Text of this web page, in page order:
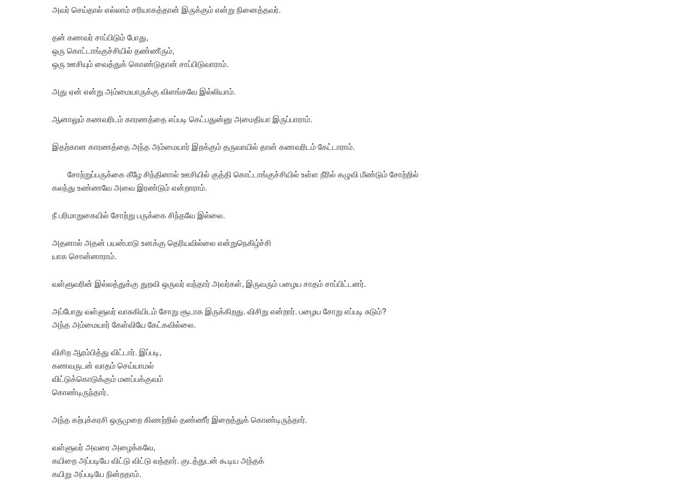
அவர் செய்தால் எல்லாம் சரியாகத்தான் இருக்கும் என்று நினைத்தவர்.
தன் கணவர் சாப்பிடும் போது,
ஒரு கொட்டாங்குச்சியில் தண்ணீரும்,
ஒரு ஊசியும் வைத்துக் கொண்டுதான் சாப்பிடுவாராம்.
அது ஏன் என்று அம்மையாருக்கு விளங்கவே இல்லியாம்.
ஆனாலும் கணவரிடம் காரணத்தை எப்படி கெட்பதுன்னு அமைதியா இருப்பாராம்.
இதற்கான காரணத்தை அந்த அம்மையார் இறக்கும் தருவாயில் தான் கணவரிடம் கேட்டாராம்.
சோற்றுப்பருக்கை கீழே சிந்தினால் ஊசியில் குத்தி கொட்டாங்குச்சியில் உள்ள நீரில் கழுவி மீண்டும் சோற்றில்
கலந்து உண்ணவே அவை இரண்டும் என்றாராம்.
நீ பரிமாறுகையில் சோற்று பருக்கை சிந்தவே இல்லை.
அதனால் அதன் பயன்பாடு உனக்கு தெரியவில்லை என்றுநெகிழ்ச்சி
யாக சொன்னாராம்.
வள்ளுவரின் இல்லத்துக்கு துறவி ஒருவர் வந்தார் அவர்கள், இருவரும் பழைய சாதம் சாப்பிட்டனர்.
அப்போது வள்ளுவர் வாசுகியிடம் சோறு சூடாக இருக்கிறது. விசிறு என்றார். பழைய சோறு எப்படி சுடும்?
அந்த அம்மையார் கேள்வியே கேட்கவில்லை.
விசிற ஆரம்பித்து விட்டார். இப்படி,
கணவருடன் வாதம் செய்யாமல்
விட்டுக்கொடுக்கும் மனப்பக்குவம்
கொண்டிருந்தார்.
அந்த கற்புக்கரசி ஒருமுறை கிணற்றில் தண்ணீர் இறைத்துக் கொண்டிருந்தார்.
வள்ளுவர் அவரை அழைக்கவே,
கயிறை அப்படியே விட்டு விட்டு வந்தார். குடத்துடன் கூடிய அந்தக்
கயிறு அப்படியே நின்றதாம்.